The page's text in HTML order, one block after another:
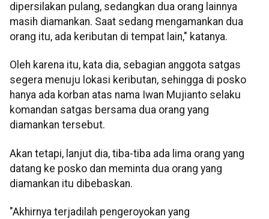
dipersilakan pulang, sedangkan dua orang lainnya
masih diamankan. Saat sedang mengamankan dua
orang itu, ada keributan di tempat lain," katanya.
Oleh karena itu, kata dia, sebagian anggota satgas
segera menuju lokasi keributan, sehingga di posko
hanya ada korban atas nama Iwan Mujianto selaku
komandan satgas bersama dua orang yang
diamankan tersebut.
Akan tetapi, lanjut dia, tiba-tiba ada lima orang yang
datang ke posko dan meminta dua orang yang
diamankan itu dibebaskan.
"Akhirnya terjadilah pengeroyokan yang